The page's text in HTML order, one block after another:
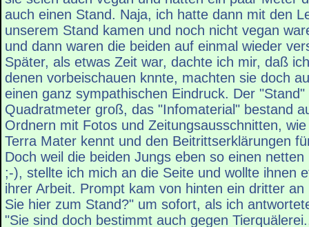
auch einen Stand. Naja, ich hatte dann mit den
unserem Stand kamen und noch nicht vegan
und dann waren die beiden auf einmal wieder
Später, als etwas Zeit war, dachte ich mir, daß
denen vorbeischauen knnte, machten sie doch
einen ganz sympathischen Eindruck. Der
Quadratmeter groß, das "Infomaterial" bestand
Ordnern mit Fotos und Zeitungsausschnitten,
Terra Mater kennt und den Beitrittserklärungen
Doch weil die beiden Jungs eben so einen
;-), stellte ich mich an die Seite und wollte ihnen
ihrer Arbeit. Prompt kam von hinten ein dritter
Sie hier zum Stand?" um sofort, als ich
"Sie sind doch bestimmt auch gegen